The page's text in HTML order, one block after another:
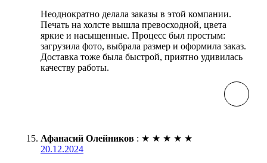
Неоднократно делала заказы в этой компании.
Печать на холсте вышла превосходной, цвета
яркие и насыщенные. Процесс был простым:
загрузила фото, выбрала размер и оформила заказ.
Доставка тоже была быстрой, приятно удивилась
качеству работы.
Афанасий Олейников : ★ ★ ★ ★ ★
20.12.2024